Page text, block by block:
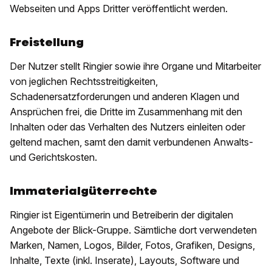
Webseiten und Apps Dritter veröffentlicht werden.
Freistellung
Der Nutzer stellt Ringier sowie ihre Organe und Mitarbeiter
von jeglichen Rechtsstreitigkeiten,
Schadenersatzforderungen und anderen Klagen und
Ansprüchen frei, die Dritte im Zusammenhang mit den
Inhalten oder das Verhalten des Nutzers einleiten oder
geltend machen, samt den damit verbundenen Anwalts-
und Gerichtskosten.
Immaterialgüterrechte
Ringier ist Eigentümerin und Betreiberin der digitalen
Angebote der Blick-Gruppe. Sämtliche dort verwendeten
Marken, Namen, Logos, Bilder, Fotos, Grafiken, Designs,
Inhalte, Texte (inkl. Inserate), Layouts, Software und